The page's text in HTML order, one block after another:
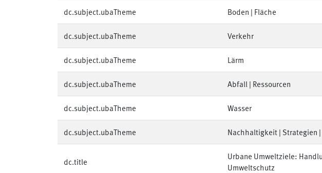
dc.subject.ubaTheme Boden | Fläche
dc.subject.ubaTheme Verkehr
dc.subject.ubaTheme Lärm
dc.subject.ubaTheme Abfall | Ressourcen
dc.subject.ubaTheme Wasser
dc.subject.ubaTheme Nachhaltigkeit | Strategien
dc.title
Urbane Umweltziele:
Umweltschutz